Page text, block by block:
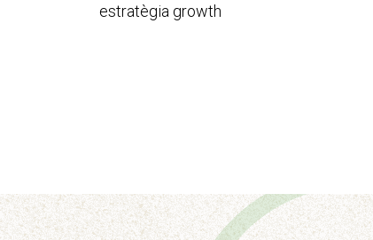
estratègia growth